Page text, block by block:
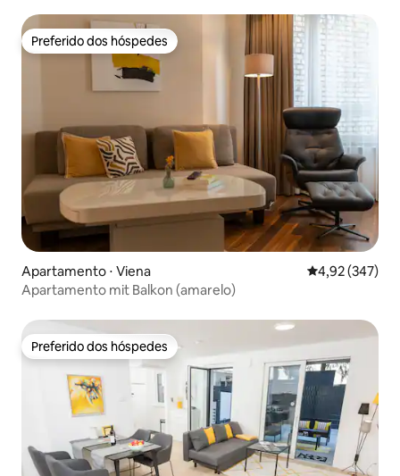
Preferido dos hóspedes
Preferido dos hóspedes
Apartamento ⋅ Viena 4,92 de uma
4,92 (347)
Apartamento mit Balkon (amarelo)
Preferido dos hóspedes
Preferido dos hóspedes